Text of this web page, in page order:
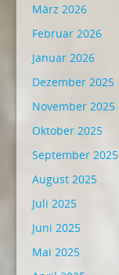
März 2026
Februar 2026
Januar 2026
Dezember 2025
November 2025
Oktober 2025
September 2025
August 2025
Juli 2025
Juni 2025
Mai 2025